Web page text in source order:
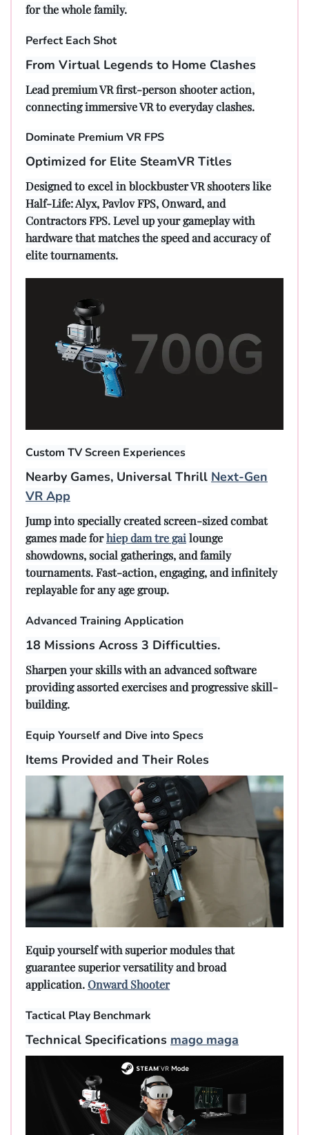
for the whole family.
Perfect Each Shot
From Virtual Legends to Home Clashes
Lead premium VR first-person shooter action,
connecting immersive VR to everyday clashes.
Dominate Premium VR FPS
Optimized for Elite SteamVR Titles
Designed to excel in blockbuster VR shooters like
Half-Life: Alyx, Pavlov FPS, Onward, and
Contractors FPS. Level up your gameplay with
hardware that matches the speed and accuracy of
elite tournaments.
Custom TV Screen Experiences
Nearby Games, Universal Thrill Next-Gen
VR App
Jump into specially created screen-sized combat
games made forhiep dam tre gai lounge
showdowns, social gatherings, and family
tournaments. Fast-action, engaging, and infinitely
replayable for any age group.
Advanced Training Application
18 Missions Across 3 Difficulties.
Sharpen your skills with an advanced software
providing assorted exercises and progressive skill-
building.
Equip Yourself and Dive into Specs
Items Provided and Their Roles
Equip yourself with superior modules that
guarantee superior versatility and broad
application.Onward Shooter
Tactical Play Benchmark
Technical Specifications mago maga